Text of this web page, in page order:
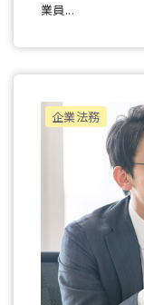
業員...
企業法務